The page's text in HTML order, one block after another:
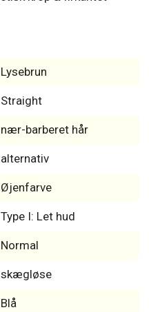
Lysebrun
Straight
nær-barberet hår
alternativ
Øjenfarve
Type I: Let hud
Normal
skægløse
Blå